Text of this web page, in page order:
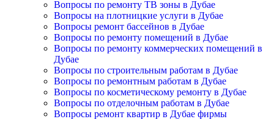
Вопросы по ремонту ТВ зоны в Дубае
Вопросы на плотницкие услуги в Дубае
Вопросы ремонт бассейнов в Дубае
Вопросы по ремонту помещений в Дубае
Вопросы по ремонту коммерческих помещений в
Дубае
Вопросы по строительным работам в Дубае
Вопросы по ремонтным работам в Дубае
Вопросы по косметическому ремонту в Дубае
Вопросы по отделочным работам в Дубае
Вопросы ремонт квартир в Дубае фирмы